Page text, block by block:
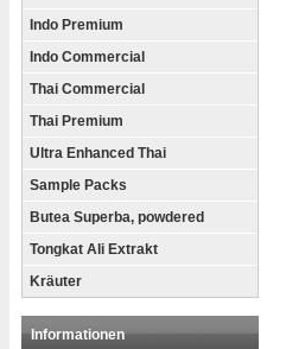
Indo Premium
Indo Commercial
Thai Commercial
Thai Premium
Ultra Enhanced Thai
Sample Packs
Butea Superba, powdered
Tongkat Ali Extrakt
Kräuter
Informationen